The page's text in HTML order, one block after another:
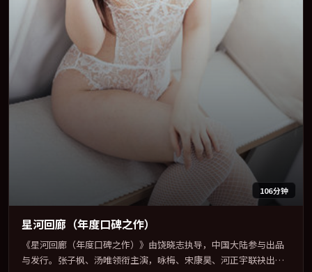
106分钟
星河回廊（年度口碑之作）
《星河回廊（年度口碑之作）》由饶晓志执导，中国大陆参与出品
与发行。张子枫、汤唯领衔主演，咏梅、宋康昊、河正宇联袂出